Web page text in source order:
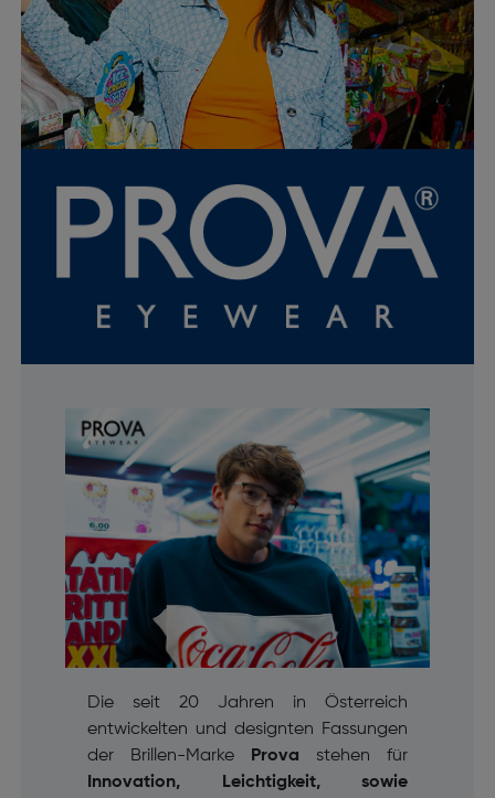
Die seit 20 Jahren in Österreich
entwickelten und designten Fassungen
der Brillen-Marke
Prova stehen für
Innovation, Leichtigkeit, sowie